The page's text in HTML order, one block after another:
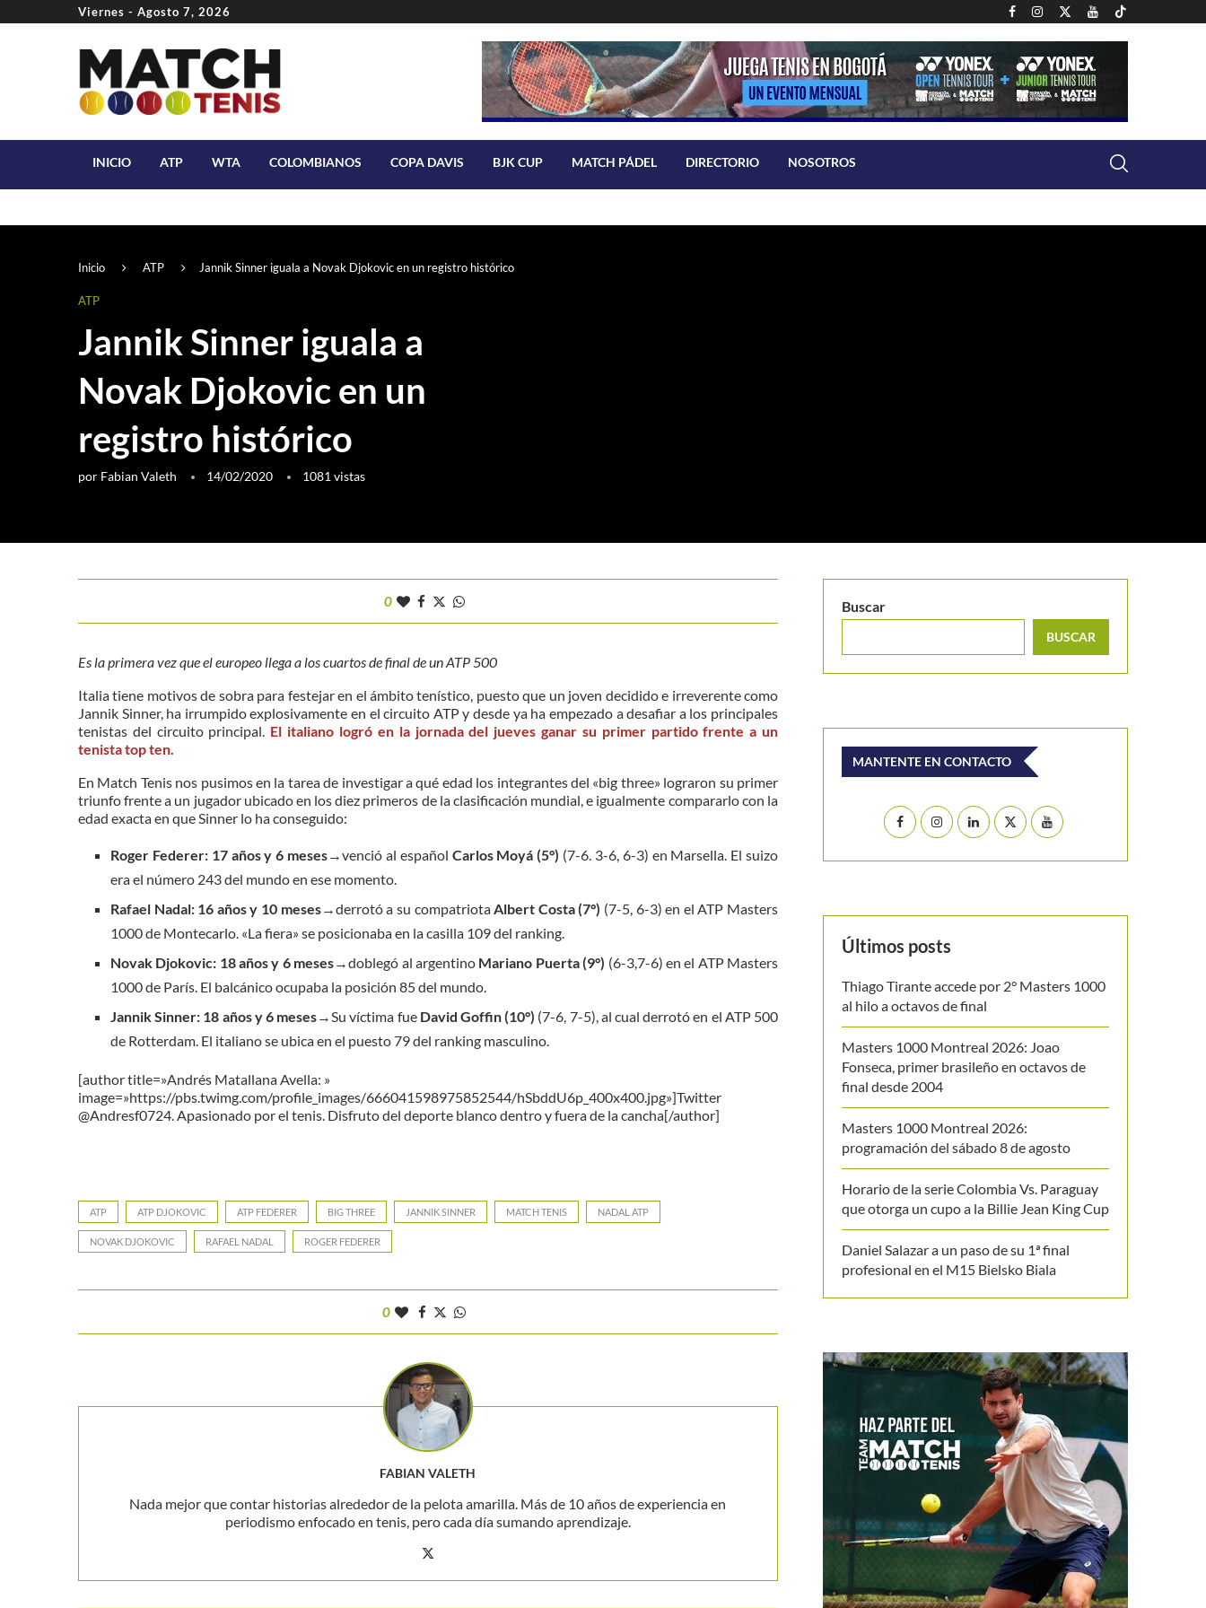
Viernes - Agosto 7, 2026
INICIO ATP WTA COLOMBIANOS COPA DAVIS BJK CUP MATCH PÁDEL DIRECTORIO NOSOTROS
Inicio ATP Jannik Sinner iguala a Novak Djokovic en un registro histórico
ATP
Jannik Sinner iguala a
Novak Djokovic en un
registro histórico
por Fabian Valeth 14/02/2020 1081 vistas
0
Es la primera vez que el europeo llega a los cuartos de final de un ATP 500
Italia tiene motivos de sobra para festejar en el ámbito tenístico, puesto que un joven decidido e irreverente como
Jannik Sinner, ha irrumpido explosivamente en el circuito ATP y desde ya ha empezado a desafiar a los principales
tenistas del circuito principal. El italiano logró en la jornada del jueves ganar su primer partido frente a un
tenista top ten.
En Match Tenis nos pusimos en la tarea de investigar a qué edad los integrantes del «big three» lograron su primer
triunfo frente a un jugador ubicado en los diez primeros de la clasificación mundial, e igualmente compararlo con la
edad exacta en que Sinner lo ha conseguido:
Roger Federer: 17 años y 6 meses→venció al español Carlos Moyá (5°) (7-6. 3-6, 6-3) en Marsella. El suizo
era el número 243 del mundo en ese momento.
Rafael Nadal: 16 años y 10 meses→derrotó a su compatriotaAlbert Costa (7°) (7-5, 6-3) en el ATP Masters
1000 de Montecarlo. «La fiera» se posicionaba en la casilla 109 del ranking.
Novak Djokovic: 18 años y 6 meses→doblegó al argentino Mariano Puerta(9°) (6-3,7-6) en el ATP Masters
1000 de París. El balcánico ocupaba la posición 85 del mundo.
Jannik Sinner: 18 años y 6 meses→Su víctima fue David Goffin (10°) (7-6, 7-5), al cual derrotó en el ATP 500
de Rotterdam. El italiano se ubica en el puesto 79 del ranking masculino.
[author title=»Andrés Matallana Avella: »
image=»https://pbs.twimg.com/profile_images/666041598975852544/hSbddU6p_400x400.jpg»]Twitter
@Andresf0724. Apasionado por el tenis. Disfruto del deporte blanco dentro y fuera de la cancha[/author]
ATP ATP DJOKOVIC ATP FEDERER BIG THREE JANNIK SINNER MATCH TENIS NADAL ATP
NOVAK DJOKOVIC RAFAEL NADAL ROGER FEDERER
0
FABIAN VALETH
Nada mejor que contar historias alrededor de la pelota amarilla. Más de 10 años de experiencia en
periodismo enfocado en tenis, pero cada día sumando aprendizaje.
Buscar
BUSCAR
MANTENTE EN CONTACTO
Últimos posts
Thiago Tirante accede por 2° Masters 1000
al hilo a octavos de final
Masters 1000 Montreal 2026: Joao
Fonseca, primer brasileño en octavos de
final desde 2004
Masters 1000 Montreal 2026:
programación del sábado 8 de agosto
Horario de la serie Colombia Vs. Paraguay
que otorga un cupo a la Billie Jean King Cup
Daniel Salazar a un paso de su 1ª final
profesional en el M15 Bielsko Biala